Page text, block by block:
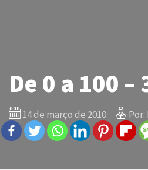
De 0 a 100 –
14 de março de 2010 Por: